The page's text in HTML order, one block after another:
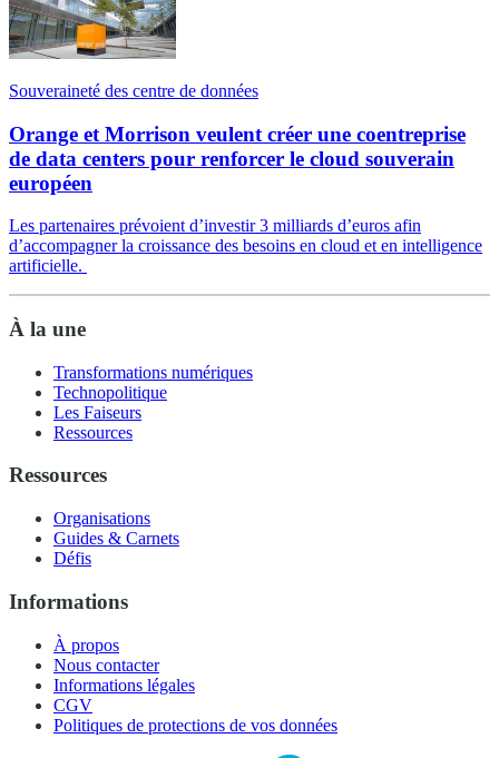
Souveraineté des centre de données
Orange et Morrison veulent créer une coentreprise
de data centers pour renforcer le cloud souverain
européen
Les partenaires prévoient d’investir 3 milliards d’euros afin
d’accompagner la croissance des besoins en cloud et en intelligence
artificielle.
À la une
Transformations numériques
Technopolitique
Les Faiseurs
Ressources
Ressources
Organisations
Guides & Carnets
Défis
Informations
À propos
Nous contacter
Informations légales
CGV
Politiques de protections de vos données